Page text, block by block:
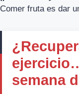
Comer fruta es dar
semana